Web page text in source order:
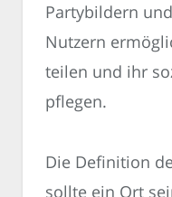
Partybildern
Nutzern
teilen und ihr
pflegen.
Die Definition
sollte ein Ort